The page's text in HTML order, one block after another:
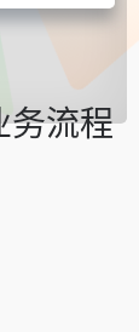
务流程